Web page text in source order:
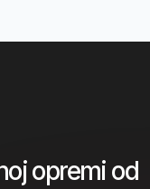
opremi od